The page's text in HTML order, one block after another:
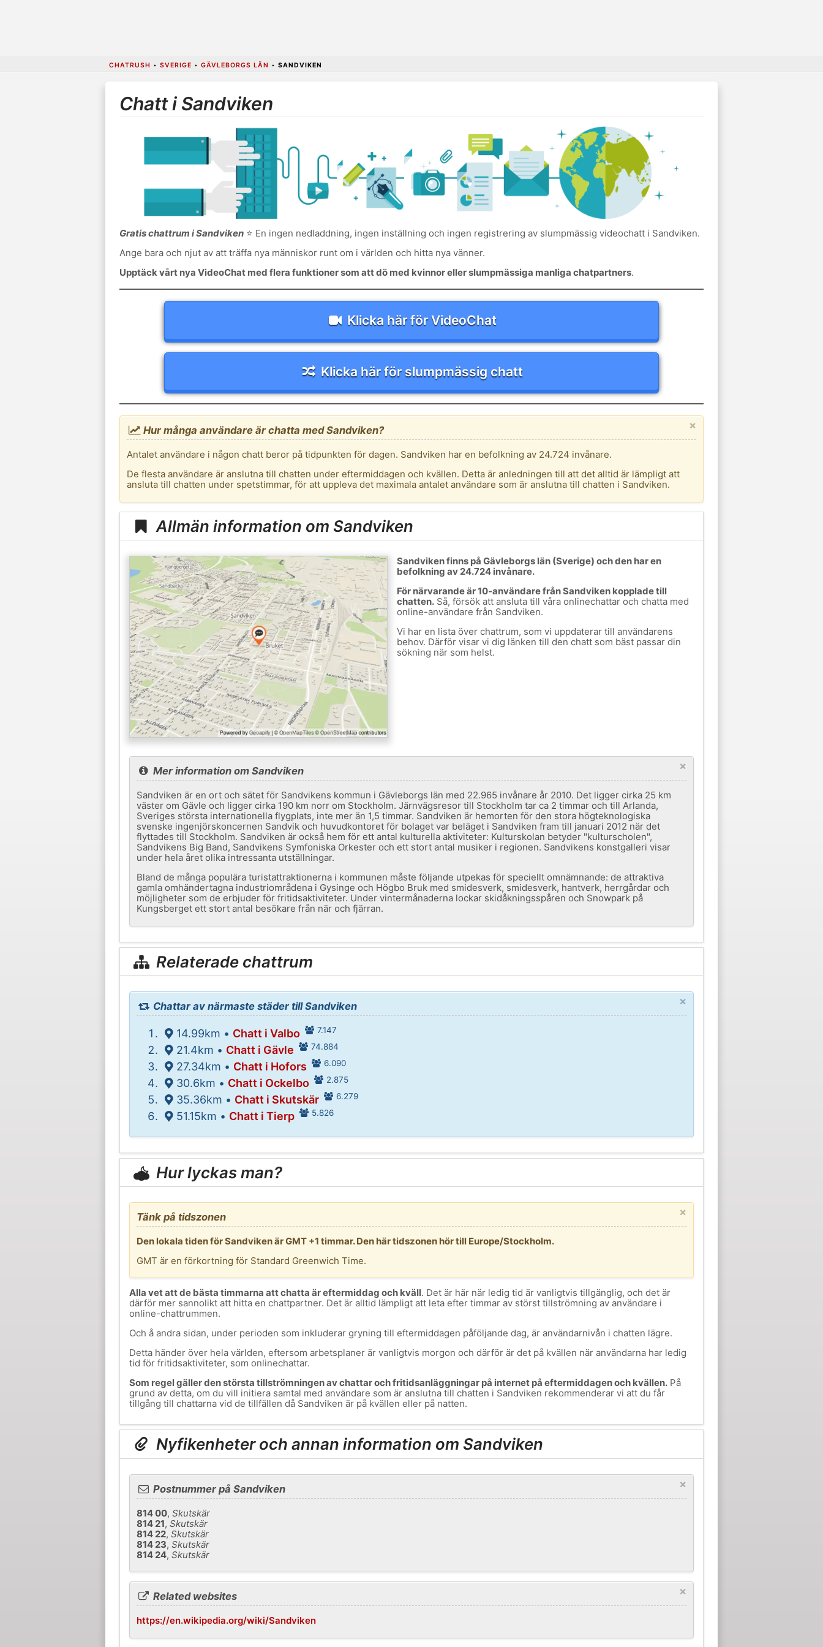
CHATRUSH • SVERIGE • GÄVLEBORGS LÄN • SANDVIKEN
Chatt i Sandviken
Gratis chattrum i Sandviken⭐ En ingen nedladdning, ingen inställning och ingen registrering av slumpmässig videochatt i Sandviken.
Ange bara och njut av att träffa nya människor runt om i världen och hitta nya vänner.
Upptäck vårt nya VideoChat med flera funktioner som att dö med kvinnor eller slumpmässiga manliga chatpartners.
Klicka här för VideoChat
Klicka här för slumpmässig chatt
×
Hur många användare är chatta med Sandviken?
Antalet användare i någon chatt beror på tidpunkten för dagen. Sandviken har en befolkning av 24.724 invånare.
De flesta användare är anslutna till chatten under eftermiddagen och kvällen. Detta är anledningen till att det alltid är lämpligt att
ansluta till chatten under spetstimmar, för att uppleva det maximala antalet användare som är anslutna till chatten i Sandviken.
Allmän information om Sandviken
Sandviken finns på Gävleborgs län (Sverige) och den har en
befolkning av 24.724 invånare.
För närvarande är 10-användare från Sandviken kopplade till
chatten.Så, försök att ansluta till våra onlinechattar och chatta med
online-användare från Sandviken.
Vi har en lista över chattrum, som vi uppdaterar till användarens
behov. Därför visar vi dig länken till den chatt som bäst passar din
sökning när som helst.
×
Mer information om Sandviken
Sandviken är en ort och sätet för Sandvikens kommun i Gävleborgs län med 22.965 invånare år 2010. Det ligger cirka 25 km
väster om Gävle och ligger cirka 190 km norr om Stockholm. Järnvägsresor till Stockholm tar ca 2 timmar och till Arlanda,
Sveriges största internationella flygplats, inte mer än 1,5 timmar. Sandviken är hemorten för den stora högteknologiska
svenske ingenjörskoncernen Sandvik och huvudkontoret för bolaget var beläget i Sandviken fram till januari 2012 när det
flyttades till Stockholm. Sandviken är också hem för ett antal kulturella aktiviteter: Kulturskolan betyder "kulturscholen",
Sandvikens Big Band, Sandvikens Symfoniska Orkester och ett stort antal musiker i regionen. Sandvikens konstgalleri visar
under hela året olika intressanta utställningar.
Bland de många populära turistattraktionerna i kommunen måste följande utpekas för speciellt omnämnande: de attraktiva
gamla omhändertagna industriområdena i Gysinge och Högbo Bruk med smidesverk, smidesverk, hantverk, herrgårdar och
möjligheter som de erbjuder för fritidsaktiviteter. Under vintermånaderna lockar skidåkningsspåren och Snowpark på
Kungsberget ett stort antal besökare från när och fjärran.
Relaterade chattrum
×
Chattar av närmaste städer till Sandviken
14.99km • Chatt i Valbo 7.147
21.4km • Chatt i Gävle 74.884
27.34km • Chatt i Hofors 6.090
30.6km • Chatt i Ockelbo 2.875
35.36km • Chatt i Skutskär 6.279
51.15km • Chatt i Tierp 5.826
Hur lyckas man?
×
Tänk på tidszonen
Den lokala tiden för Sandviken är GMT +1 timmar. Den här tidszonen hör till Europe/Stockholm.
GMT är en förkortning för Standard Greenwich Time.
Alla vet att de bästa timmarna att chatta är eftermiddag och kväll. Det är här när ledig tid är vanligtvis tillgänglig, och det är
därför mer sannolikt att hitta en chattpartner. Det är alltid lämpligt att leta efter timmar av störst tillströmning av användare i
online-chattrummen.
Och å andra sidan, under perioden som inkluderar gryning till eftermiddagen påföljande dag, är användarnivån i chatten lägre.
Detta händer över hela världen, eftersom arbetsplaner är vanligtvis morgon och därför är det på kvällen när användarna har ledig
tid för fritidsaktiviteter, som onlinechattar.
Som regel gäller den största tillströmningen av chattar och fritidsanläggningar på internet på eftermiddagen och kvällen.På
grund av detta, om du vill initiera samtal med användare som är anslutna till chatten i Sandviken rekommenderar vi att du får
tillgång till chattarna vid de tillfällen då Sandviken är på kvällen eller på natten.
Nyfikenheter och annan information om Sandviken
×
Postnummer på Sandviken
814 00, Skutskär
814 21, Skutskär
814 22, Skutskär
814 23, Skutskär
814 24, Skutskär
×
Related websites
https://en.wikipedia.org/wiki/Sandviken